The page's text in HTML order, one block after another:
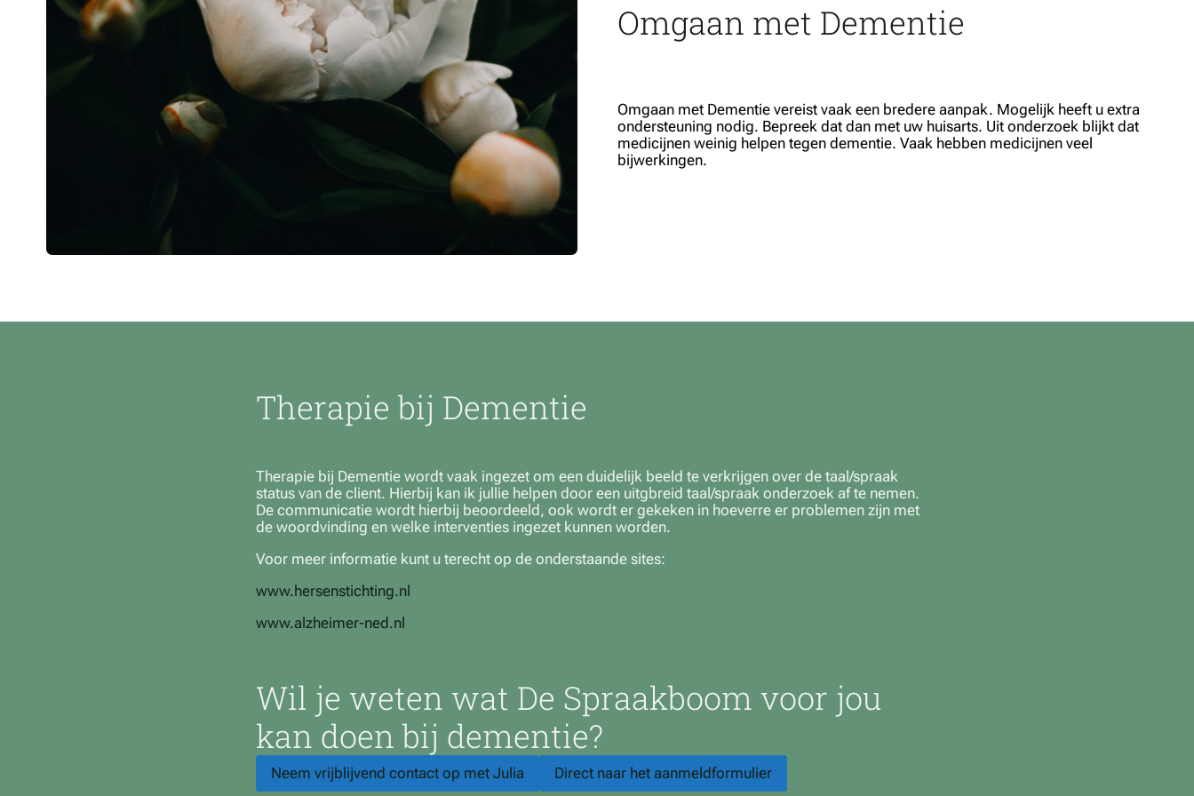
Omgaan met Dementie
Omgaan met Dementie vereist vaak een bredere aanpak. Mogelijk heeft u extra
ondersteuning nodig. Bepreek dat dan met uw huisarts. Uit onderzoek blijkt dat
medicijnen weinig helpen tegen dementie. Vaak hebben medicijnen veel
bijwerkingen.
Therapie bij Dementie
Therapie bij Dementie wordt vaak ingezet om een duidelijk beeld te verkrijgen over de taal/spraak
status van de client. Hierbij kan ik jullie helpen door een uitgbreid taal/spraak onderzoek af te nemen.
De communicatie wordt hierbij beoordeeld, ook wordt er gekeken in hoeverre er problemen zijn met
de woordvinding en welke interventies ingezet kunnen worden.
Voor meer informatie kunt u terecht op de onderstaande sites:
www.hersenstichting.nl
www.alzheimer-ned.nl
Wil je weten wat De Spraakboom voor jou
kan doen bij dementie?
Neem vrijblijvend contact op met Julia Direct naar het aanmeldformulier